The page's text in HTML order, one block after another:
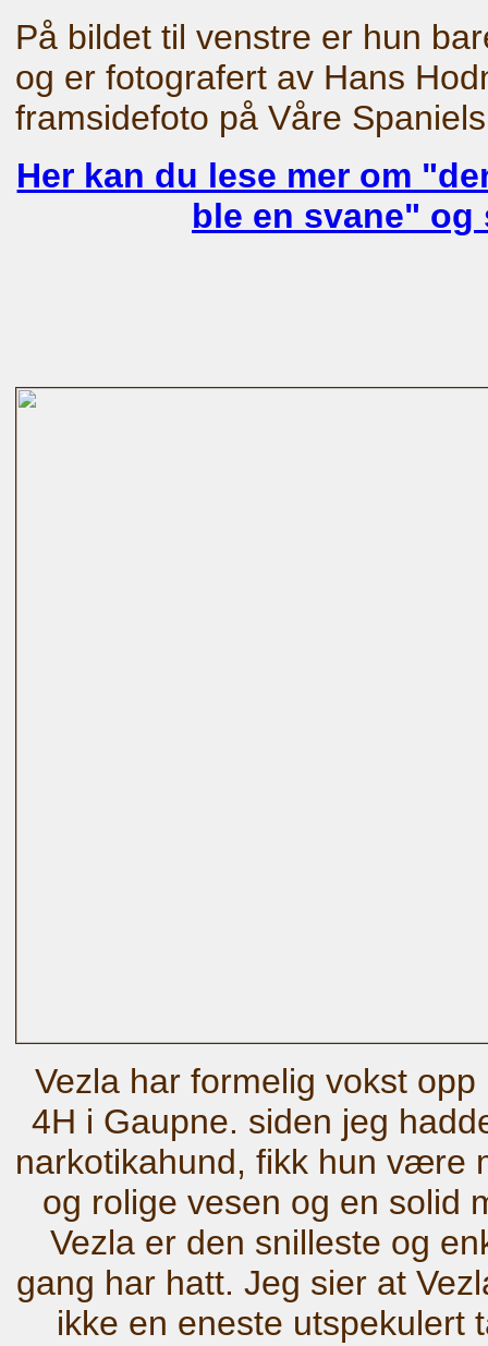
På bildet til venstre er hun
og er fotografert av Hans
framsidefoto på Våre
Her kan du lese mer om
ble en svane" og
Vezla har formelig vokst
4H i Gaupne. siden jeg
narkotikahund, fikk hun være
og rolige vesen og en solid
Vezla er den snilleste og
gang har hatt. Jeg sier at
ikke en eneste utspekulert